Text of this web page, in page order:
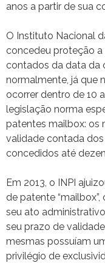
anos a partir de sua
O Instituto Nacional
concedeu proteção
contados da data da
normalmente, já que
ocorrer dentro de 10
legislação norma
patentes mailbox: os
validade contada
concedidos até
Em 2013, o INPI
de patente
seu ato
seu prazo de
mesmas possuíam
privilégio de